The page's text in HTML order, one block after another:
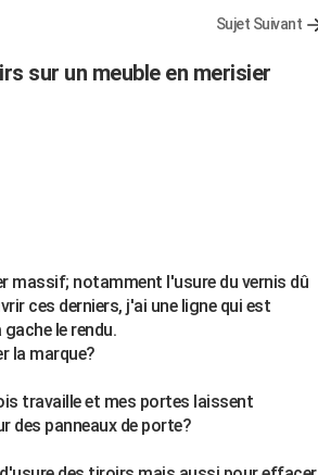
Sujet Suivant
sur un meuble en merisier
massif; notamment l'usure du vernis dû
ces derniers, j'ai une ligne qui est
le rendu.
la marque?
travaille et mes portes laissent
des panneaux de porte?